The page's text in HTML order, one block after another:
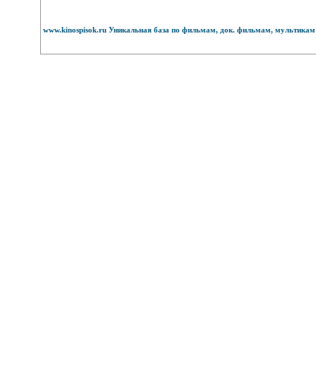
www.kinospisok.ru Уникальная база по фильмам, док. фильмам,